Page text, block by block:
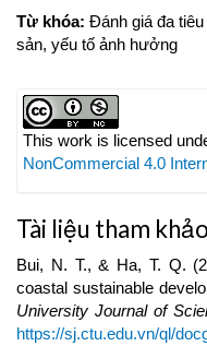
Từ khóa: Đánh giá đa
sản, yếu tố ảnh hưởng
Article
Details
This work is licensed
NonCommercial 4.0
Tài liệu tham khảo
Bui, N. T., & Ha, T. Q.
coastal sustainable
University Journal of
https://sj.ctu.edu.vn/ql/